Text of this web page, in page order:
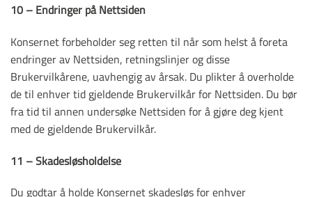
10 – Endringer på Nettsiden
Konsernet forbeholder seg retten til når som helst å foreta
endringer av Nettsiden, retningslinjer og disse
Brukervilkårene, uavhengig av årsak. Du plikter å overholde
de til enhver tid gjeldende Brukervilkår for Nettsiden. Du bør
fra tid til annen undersøke Nettsiden for å gjøre deg kjent
med de gjeldende Brukervilkår.
11 – Skadesløsholdelse
Du godtar å holde Konsernet skadesløs for enhver